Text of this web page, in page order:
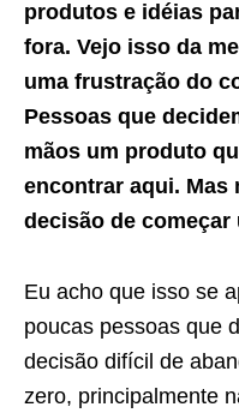
produtos e idéias
fora. Vejo isso da
uma frustração do
Pessoas que
mãos um produto
encontrar aqui. Mas
decisão de começar
Eu acho que isso se
poucas pessoas que
decisão difícil de
zero, principalmente